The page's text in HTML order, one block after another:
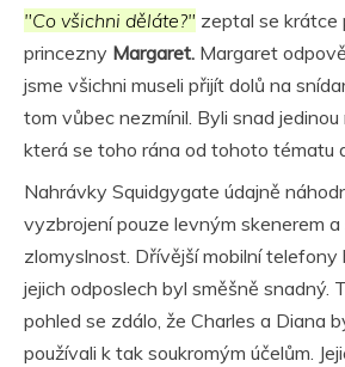
"Co všichni děláte?" zeptal se krátce
princezny Margaret. Margaret
jsme všichni museli přijít dolů na
tom vůbec nezmínil. Byli snad jedinou
která se toho rána od tohoto tématu
Nahrávky Squidgygate údajně
vyzbrojení pouze levným skenerem a
zlomyslnost. Dřívější mobilní telefony
jejich odposlech byl směšně snadný.
pohled se zdálo, že Charles a Diana
používali k tak soukromým účelům.